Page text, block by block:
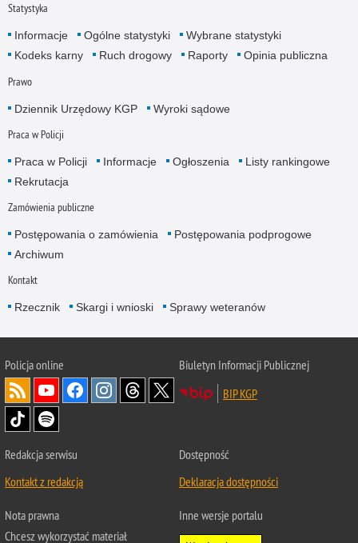
Statystyka
Informacje Ogólne statystyki
Wybrane statystyki
Kodeks karny
Ruch drogowy Raporty Opinia publiczna
Prawo
Dziennik Urzędowy KGP Wyroki sądowe
Praca w Policji
Praca w Policji Informacje Ogłoszenia
Listy rankingowe
Rekrutacja
Zamówienia publiczne
Postępowania o zamówienia
Postępowania podprogowe
Archiwum
Kontakt
Rzecznik Skargi i wnioski Sprawy weteranów
Policjaonline
Biuletyn Informacji Publicznej
BIP KGP
Redakcja serwisu
Kontakt z redakcją
Dostępność
Deklaracja dostępności
Nota prawna
Chcesz wykorzystać materiał
Inne wersje portalu